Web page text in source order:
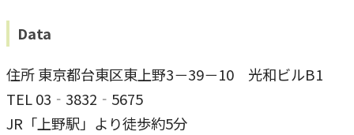
Data
住所 東京都台東区東上野3－39－10 光和ビルB1
TEL 03‐3832‐5675
JR「上野駅」より徒歩約5分